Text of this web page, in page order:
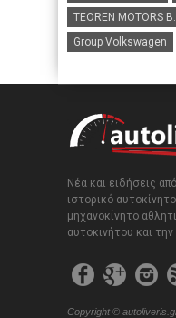
TEOREN MOTORS
Group Volkswagen
Νέα και ειδήσεις
ιστορικό
μηχανοκίνητο
αυτοκινήτου και
Copyright ©